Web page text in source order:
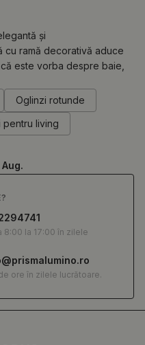
și
cu ramă decorativă aduce
este vorba despre baie,
Oglinzi rotunde
pentru living
8:00 la 17:00 în zilele
ore în zilele lucrătoare.